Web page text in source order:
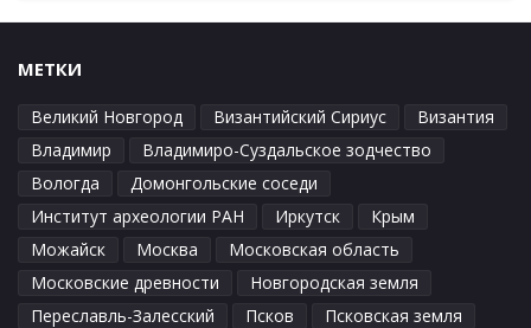
МЕТКИ
Великий Новгород Византийский Сириус
Византия
Владимир
Владимиро-Суздальское зодчество
Вологда
Домонгольские соседи
Институт археологии РАН
Иркутск
Крым
Можайск
Москва
Московская область
Московские древности
Новгородская земля
Переславль-Залесский
Псков
Псковская земля